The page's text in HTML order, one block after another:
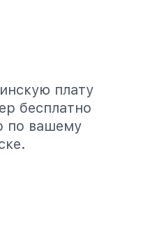
плату
бесплатно
по вашему